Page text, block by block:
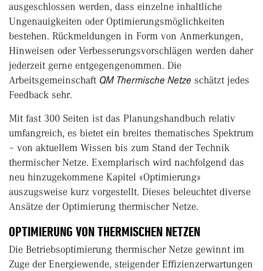
ausgeschlossen werden, dass einzelne inhaltliche
Ungenauigkeiten oder Optimierungsmöglichkeiten
bestehen. Rückmeldungen in Form von Anmerkungen,
Hinweisen oder Verbesserungsvorschlägen werden daher
jederzeit gerne entgegengenommen. Die
Arbeitsgemeinschaft QM Thermische Netze schätzt jedes
Feedback sehr.
Mit fast 300 Seiten ist das Planungshandbuch relativ
umfangreich, es bietet ein breites thematisches Spektrum
– von aktuellem Wissen bis zum Stand der Technik
thermischer Netze. Exemplarisch wird nachfolgend das
neu hinzugekommene Kapitel «Optimierung»
auszugsweise kurz vorgestellt. Dieses beleuchtet diverse
Ansätze der Optimierung thermischer Netze.
OPTIMIERUNG VON THERMISCHEN NETZEN
Die Betriebsoptimierung thermischer Netze gewinnt im
Zuge der Energiewende, steigender Effizienzerwartungen